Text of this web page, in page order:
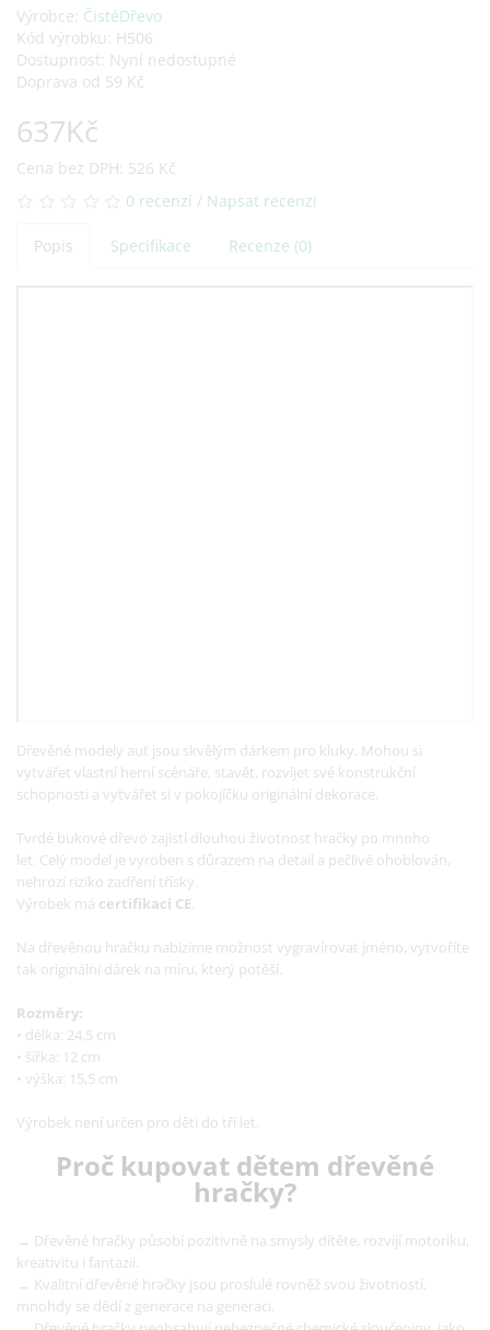
Výrobce: ČistéDřevo
Kód výrobku: H506
Dostupnost: Nyní nedostupné
Doprava od 59 Kč
637Kč
Cena bez DPH: 526 Kč
0 recenzí / Napsat recenzi
Popis Specifikace Recenze (0)
Dřevěné modely aut jsou skvělým dárkem pro kluky. Mohou si
vytvářet vlastní herní scénáře, stavět, rozvíjet své konstrukční
schopnosti a vytvářet si v pokojíčku originální dekorace.
Tvrdé bukové dřevo zajistí dlouhou životnost hračky po mnoho
let. Celý model je vyroben s důrazem na detail a pečlivě ohoblován,
nehrozí riziko zadření třísky.
Výrobek má certifikaci CE.
Na dřevěnou hračku nabízíme možnost vygravírovat jméno, vytvoříte
tak originální dárek na míru, který potěší.
Rozměry:
• délka: 24,5 cm
• šířka: 12 cm
• výška: 15,5 cm
Výrobek není určen pro děti do tří let.
Proč kupovat dětem dřevěné
hračky?
→ Dřevěné hračky působí pozitivně na smysly dítěte, rozvíjí motoriku,
kreativitu i fantazii.
→ Kvalitní dřevěné hračky jsou proslulé rovněž svou životností,
mnohdy se dědí z generace na generaci.